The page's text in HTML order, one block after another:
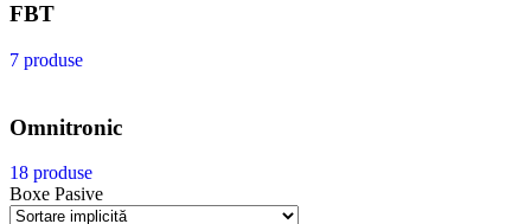
FBT
7 produse
Omnitronic
18 produse
Boxe Pasive